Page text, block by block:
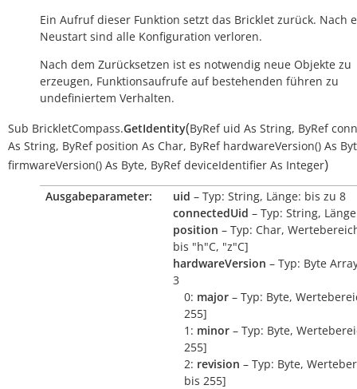
Ein Aufruf dieser Funktion setzt das Bricklet zurück. Nach
Neustart sind alle Konfiguration verloren.
Nach dem Zurücksetzen ist es notwendig neue Objekte zu
erzeugen, Funktionsaufrufe auf bestehenden führen zu
undefiniertem Verhalten.
Sub BrickletCompass.GetIdentity(ByRef uid As String, ByRef
As String, ByRef position As Char, ByRef hardwareVersion() As
firmwareVersion() As Byte, ByRef deviceIdentifier As Integer)
Ausgabeparameter: uid – Typ: String, Länge: bis zu 8
connectedUid – Typ: String,
position – Typ: Char,
bis "h"C, "z"C]
hardwareVersion – Typ: Byte
3
0: major – Typ: Byte,
255]
1: minor – Typ: Byte,
255]
2: revision – Typ: Byte,
bis 255]